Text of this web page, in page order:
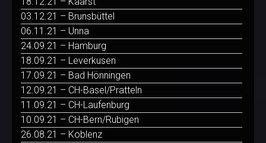
03.12.21 – Brunsbüttel
06.11.21 – Unna
24.09.21 – Hamburg
18.09.21 – Leverkusen
17.09.21 – Bad Hönningen
12.09.21 – CH-Basel/Pratteln
11.09.21 – CH-Laufenburg
10.09.21 – CH-Bern/Rubigen
26.08.21 – Koblenz